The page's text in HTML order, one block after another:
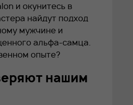
и окунитесь в
найдут подход
мужчине и
альфа-самца.
опыте?
нашим